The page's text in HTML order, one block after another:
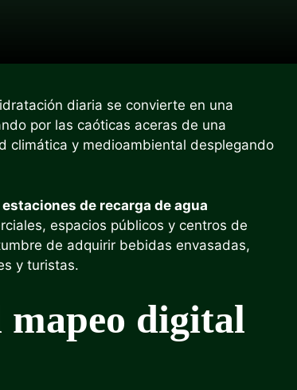
diaria se convierte en una
por las caóticas aceras de una
climática y medioambiental desplegando
de recarga de agua
espacios públicos y centros de
de adquirir bebidas envasadas,
y turistas.
mapeo digital